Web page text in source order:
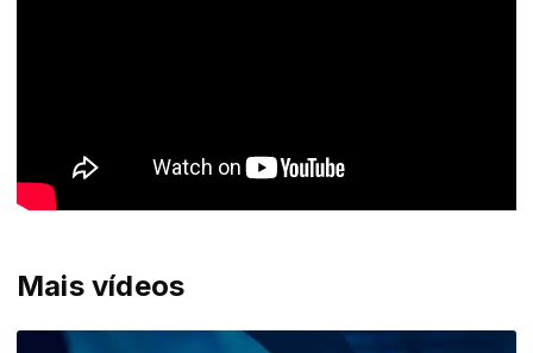
Mais vídeos